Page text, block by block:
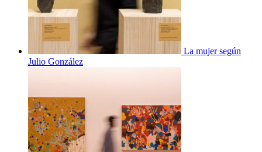
La mujer según
Julio González